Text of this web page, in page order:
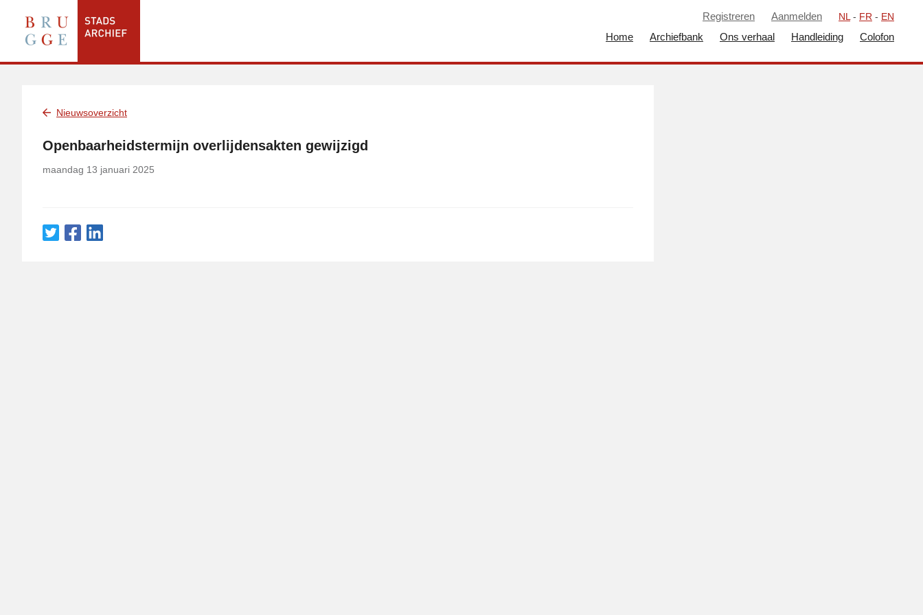
Registreren Aanmelden NL - FR - EN
Home Archiefbank Ons verhaal Handleiding Colofon
Nieuwsoverzicht
Openbaarheidstermijn overlijdensakten gewijzigd
maandag 13 januari 2025